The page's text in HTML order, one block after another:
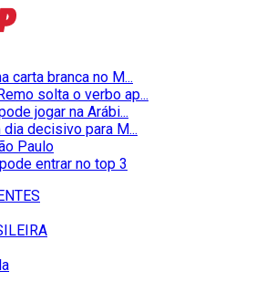
carta branca no M...
solta o verbo ap...
jogar na Arábi...
decisivo para M...
Paulo
entrar no top 3